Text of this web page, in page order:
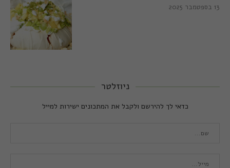
13 בספטמבר 2025
ניוזלטר
כדאי לך להירשם ולקבל את המתכונים ישירות למייל